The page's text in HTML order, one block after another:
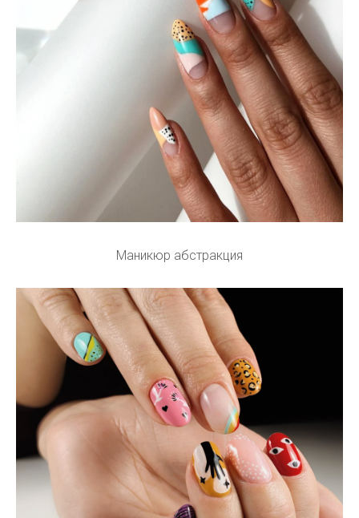
Маникюр абстракция